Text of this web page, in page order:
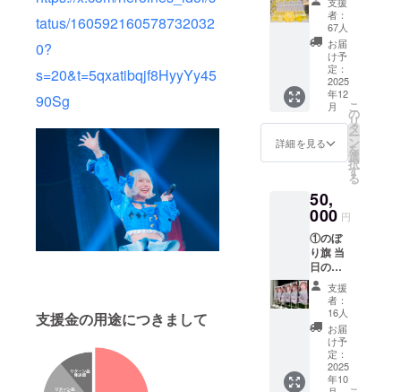
tatus/160592160578732032
0?
s=20&t=5qxatibqjf8HyyYy45
90Sg
支援金の用途につきまして
ドフラワー前
ボードのお持ち
帰り不可 ※7文字
以上のお名前・
特殊文字・記号
は使用できませ
ん。使用された
場合ご希望のお
難しい場合がご
ざいますこと予
するミ
ニ旗を
作成致
しま
す。 ミ
ニ旗に
は、備
考欄に
記載の
お名前
（ニッ
クネー
文字以
内）を
印刷さ
せてい
ただき
ます。
開催
後、タ
レント
直筆サ
インを
入れた
状態で
ご自宅
者：
67人
お届
け予
定：
2025
年12
月
詳細を見る
こ
の
リ
タ
ー
ン
を
選
択
す
る
50,
000 円
①のぼ
り旗 当
日の装
飾に使
用す
る、の
ぼり旗
を作成
いたし
ます。
のぼり
支援
者：
16人
お届
け予
定：
2025
年10